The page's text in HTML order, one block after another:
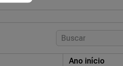
Ano início